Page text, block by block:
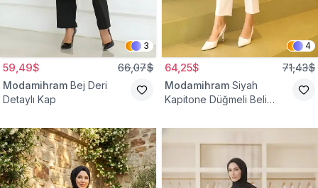
3
59,49$ 66,07$
Modamihram Bej Deri
Detaylı Kap
4
64,25$ 71,43$
Modamihram Siyah
Kapitone Düğmeli Beli